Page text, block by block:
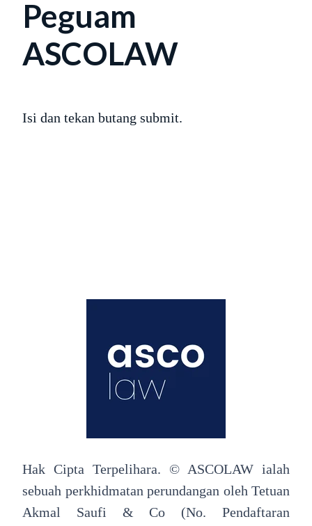
Peguam
ASCOLAW
Isi dan tekan butang submit.
Hak Cipta Terpelihara. © ASCOLAW ialah
sebuah perkhidmatan perundangan oleh Tetuan
Akmal Saufi & Co (No. Pendaftaran